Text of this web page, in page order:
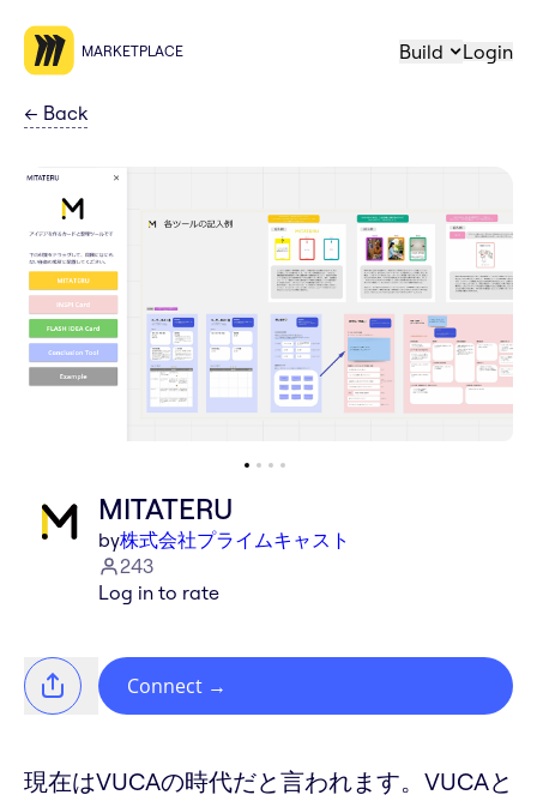
MARKETPLACE Build Login
← Back
MITATERU
by株式会社プライムキャスト
243
Log in to rate
Connect →
現在はVUCAの時代だと言われます。VUCAと